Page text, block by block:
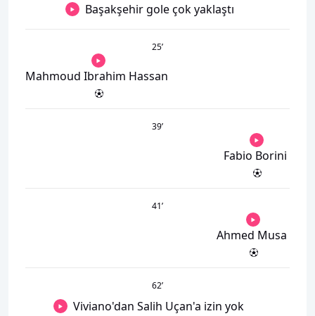
Başakşehir gole çok yaklaştı
25’
Mahmoud Ibrahim Hassan
39’
Fabio Borini
41’
Ahmed Musa
62’
Viviano'dan Salih Uçan'a izin yok